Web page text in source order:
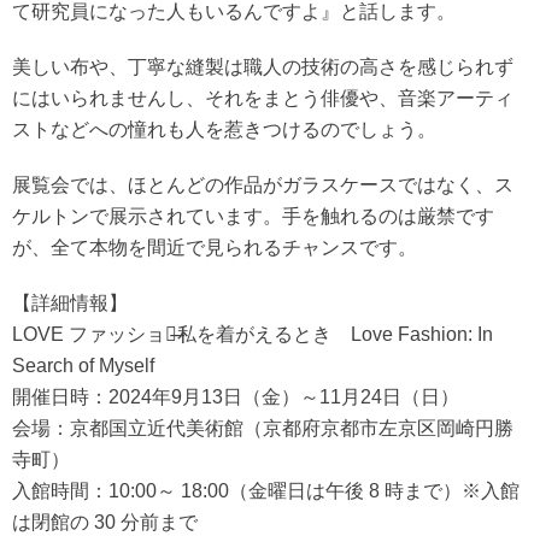
て研究員になった人もいるんですよ』と話します。
美しい布や、丁寧な縫製は職人の技術の高さを感じられず
にはいられませんし、それをまとう俳優や、音楽アーティ
ストなどへの憧れも人を惹きつけるのでしょう。
展覧会では、ほとんどの作品がガラスケースではなく、ス
ケルトンで展示されています。手を触れるのは厳禁です
が、全て本物を間近で見られるチャンスです。
【詳細情報】
LOVE ファッション̶私を着がえるとき Love Fashion: In
Search of Myself
開催日時：2024年9月13日（金）～11月24日（日）
会場：京都国立近代美術館（京都府京都市左京区岡崎円勝
寺町）
入館時間：10:00～ 18:00（金曜日は午後 8 時まで）※入館
は閉館の 30 分前まで